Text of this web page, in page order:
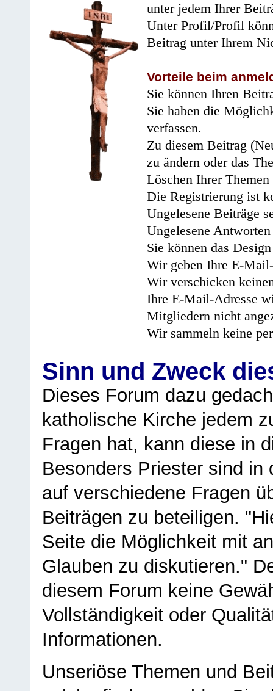
unter jedem Ihrer
Unter Profil/Profil
Beitrag unter Ihrem
Vorteile beim
Sie können Ihren
Sie haben die
verfassen.
Zu diesem Beitrag
zu ändern oder das
Löschen Ihrer
Die Registrierung ist
Ungelesene Beiträge
Ungelesene
Sie können das
Wir geben Ihre E-
Wir verschicken
Ihre E-Mail-Adresse
Mitgliedern nicht
Wir sammeln keine
Sinn und Zweck
Dieses Forum dazu
katholische Kirche jedem
Fragen hat, kann diese in
Besonders Priester sind in
auf verschiedene Fragen
Beiträgen zu beteiligen.
Seite die Möglichkeit mit
Glauben zu diskutieren."
diesem Forum keine
Vollständigkeit oder
Informationen.
Unseriöse Themen und